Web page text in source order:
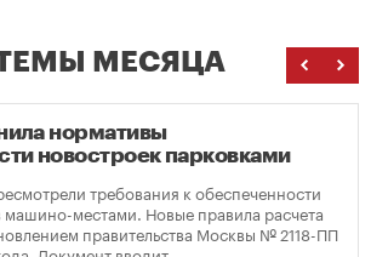
МЕСЯЦА
нормативы
новостроек парковками
требования к обеспеченности
местами. Новые правила расчета
правительства Москвы № 2118-ПП